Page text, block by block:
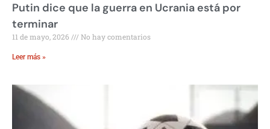
Putin dice que la guerra en Ucrania está por
terminar
11 de mayo, 2026 No hay comentarios
Leer más »